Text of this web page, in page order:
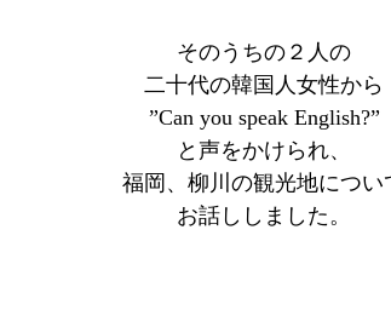
そのうちの２人の
二十代の韓国人女性から
”Can you speak English?”
と声をかけられ、
福岡、柳川の観光地につい
お話ししました。